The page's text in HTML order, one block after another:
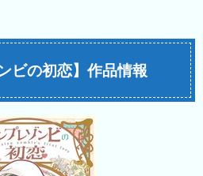
ビの初恋】作品情報